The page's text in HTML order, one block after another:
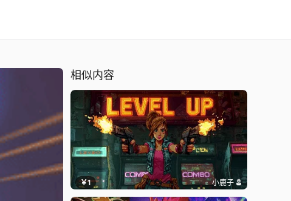
相似内容
￥1 小鹿子